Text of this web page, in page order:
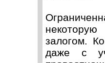
залогом.
даже с